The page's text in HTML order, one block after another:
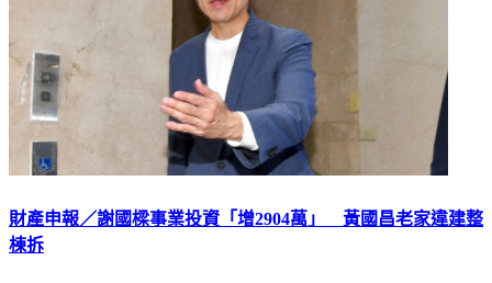
財產申報／謝國樑事業投資「增2904萬」 黃國昌老家違建整
棟拆